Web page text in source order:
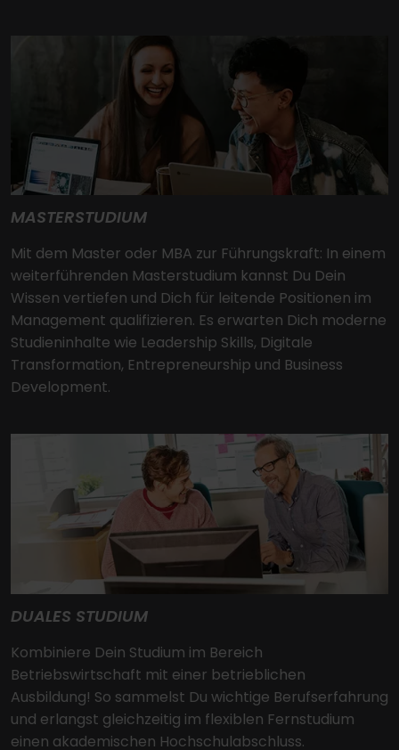
MASTERSTUDIUM
Mit dem Master oder MBA zur Führungskraft: In einem
weiterführenden Masterstudium kannst Du Dein
Wissen vertiefen und Dich für leitende Positionen im
Management qualifizieren. Es erwarten Dich moderne
Studieninhalte wie Leadership Skills, Digitale
Transformation, Entrepreneurship und Business
Development.
DUALES STUDIUM
Kombiniere Dein Studium im Bereich
Betriebswirtschaft mit einer betrieblichen
Ausbildung! So sammelst Du wichtige Berufserfahrung
und erlangst gleichzeitig im flexiblen Fernstudium
einen akademischen Hochschulabschluss.